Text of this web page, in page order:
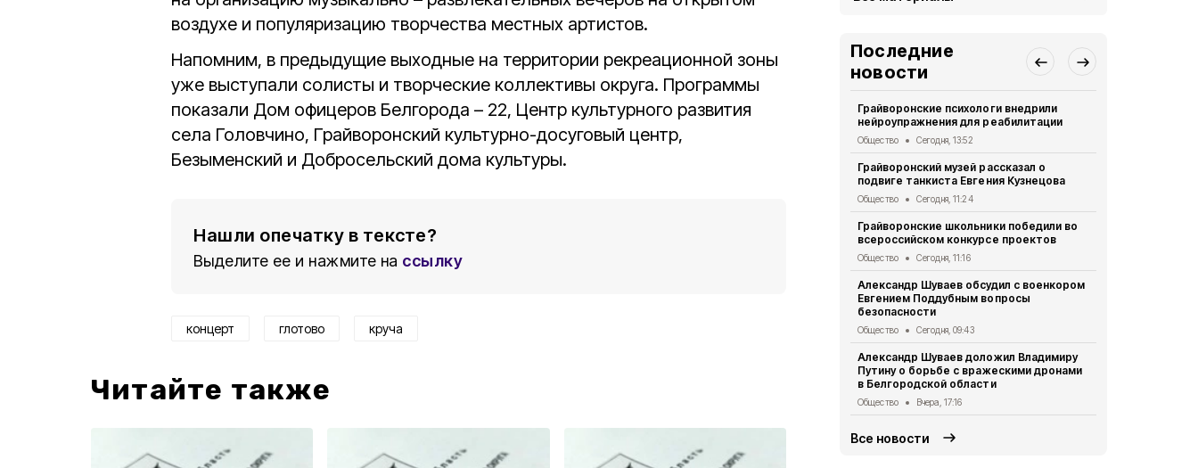
воздухе и популяризацию творчества местных артистов.
Напомним, в предыдущие выходные на территории рекреационной зоны
уже выступали солисты и творческие коллективы округа. Программы
показали Дом офицеров Белгорода – 22, Центр культурного развития
села Головчино, Грайворонский культурно-досуговый центр,
Безыменский и Добросельский дома культуры.
Нашли опечатку в тексте?
Выделите ее и нажмите на ссылку
концерт глотово круча
Читайте также
Последние
новости
Грайворонские психологи внедрили
нейроупражнения для реабилитации
Общество Сегодня, 13:52
Грайворонский музей рассказал о
подвиге танкиста Евгения Кузнецова
Общество Сегодня, 11:24
Грайворонские школьники победили во
всероссийском конкурсе проектов
Общество Сегодня, 11:16
Александр Шуваев обсудил с военкором
Евгением Поддубным вопросы
безопасности
Общество Сегодня, 09:43
Александр Шуваев доложил Владимиру
Путину о борьбе с вражескими дронами
в Белгородской области
Общество Вчера, 17:16
Все новости